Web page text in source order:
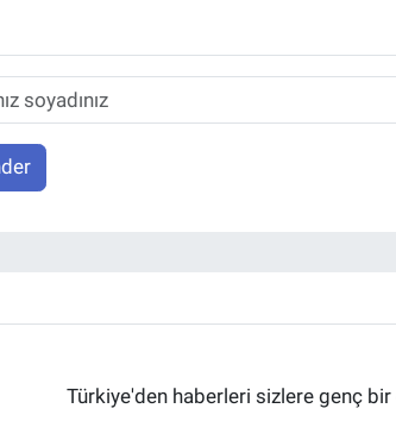
Türkiye'den haberleri sizlere genç